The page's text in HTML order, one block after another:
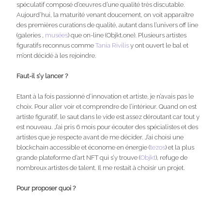
spéculatif composé d’œuvres d’une qualité très discutable.
Aujourd’hui, la maturité venant doucement, on voit apparaître
des premières curations de qualité, autant dans l’univers off line
(galeries , musées) que on-line (Objkt.one). Plusieurs artistes
figuratifs reconnus commeTania Rivilis y ont ouvert le bal et
m’ont décidé à les rejoindre.
Faut-il s’y lancer ?
Etant à la fois passionné d’innovation et artiste, je n’avais pas le
choix. Pour aller voir et comprendre de l’intérieur. Quand on est
artiste figuratif, le saut dans le vide est assez déroutant car tout y
est nouveau. J’ai pris 6 mois pour écouter des spécialistes et des
artistes que je respecte avant de me décider. J’ai choisi une
blockchain accessible et économe en énergie (tezos) et la plus
grande plateforme d’art NFT qui s’y trouve (Objkt), refuge de
nombreux artistes de talent. Il me restait à choisir un projet.
Pour proposer quoi ?